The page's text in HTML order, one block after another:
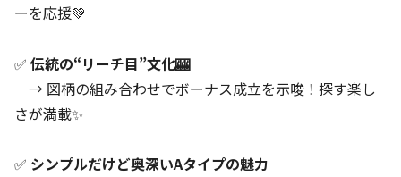
ーを応援💚
✅ 伝統の“リーチ目”文化🎰
→ 図柄の組み合わせでボーナス成立を示唆！探す楽し
さが満載✨
✅ シンプルだけど奥深いAタイプの魅力